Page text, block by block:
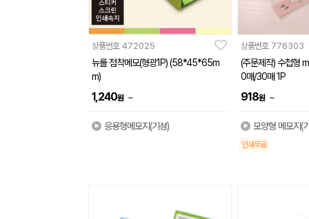
상품번호 472025
뉴롤 점착메모(형광1P) (58*45*65m
m)
1,240원 ~
응용형메모지(기성)
상품번호 776303
(주문제작) 수첩형
0매/30매 1P
918원 ~
모양형 메모지(
인쇄무료